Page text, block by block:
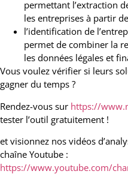
permettant l’extraction
les entreprises à partir
l’identification de
permet de combiner la
les données légales et
Vous voulez vérifier si leurs
gagner du temps ?
Rendez-vous sur https://
tester l’outil gratuitement !
et visionnez nos vidéos
chaîne Youtube :
https://www.youtube.com/